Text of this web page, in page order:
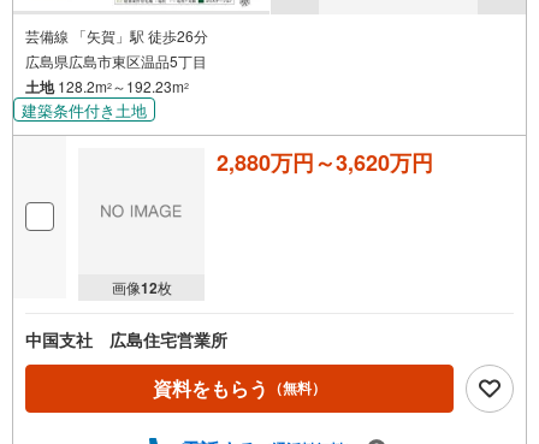
芸備線 「矢賀」駅 徒歩26分
広島県広島市東区温品5丁目
土地128.2m2 ～192.23m2
建築条件付き土地
画像12枚
2,880万円～3,620万円
中国支社 広島住宅営業所
資料をもらう （無料）